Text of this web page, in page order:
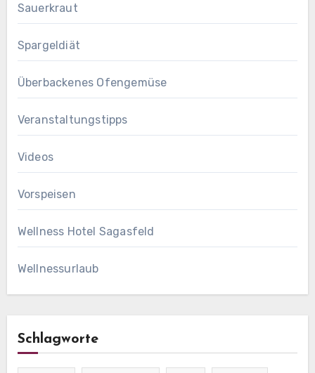
Sauerkraut
Spargeldiät
Überbackenes Ofengemüse
Veranstaltungstipps
Videos
Vorspeisen
Wellness Hotel Sagasfeld
Wellnessurlaub
Schlagworte